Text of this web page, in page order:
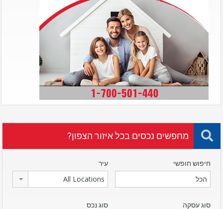
מחפשים נכסים בכל איזור הצפון?
חיפוש חופשי עיר
All Locations
סוג עסקה סוג נכס